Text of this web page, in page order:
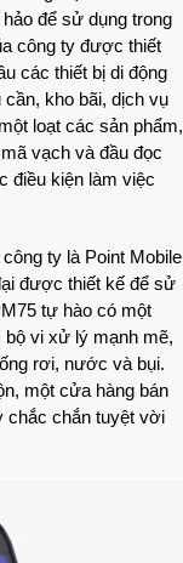
để sử dụng trong
công ty được thiết
các thiết bị di động
kho bãi, dịch vụ
loạt các sản phẩm,
vạch và đầu đọc
điều kiện làm việc
ty là Point Mobile
được thiết kế để sử
tự hào có một
bộ vi xử lý mạnh mẽ,
rơi, nước và bụi.
một cửa hàng bán
chắc chắn tuyệt vời